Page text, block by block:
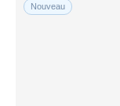
Nouveau